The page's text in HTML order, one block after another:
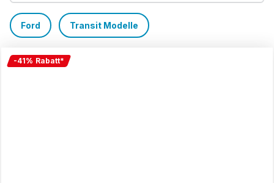
Ford Transit Modelle
-41% Rabatt*